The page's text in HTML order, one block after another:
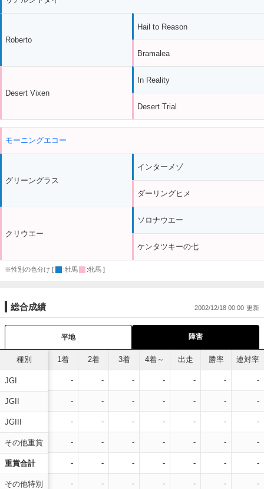
Roberto
Desert Vixen
Hail to Reason
Bramalea
In Reality
Desert Trial
モーニングエコー
グリーングラス
クリウエー
インターメゾ
ダーリングヒメ
ソロナウエー
ケンタツキーの七
※性別の色分け [ :牡馬 :牝馬 ]
総合成績 2002/12/18 00:00
平地 障害
種別
JGI
JGII
JGIII
その他重賞
重賞合計
その他特別
1着 2着 3着 4着～ 出走 勝率 連対率
- - - - - - -
- - - - - - -
- - - - - - -
- - - - - - -
- - - - - - -
- - - - - - -